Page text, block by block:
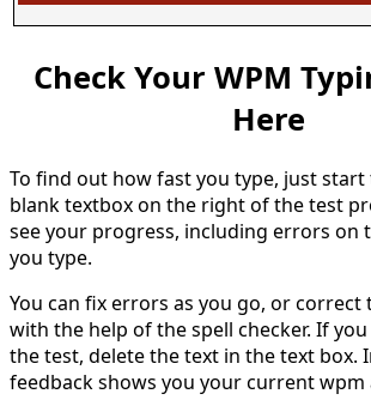
Check Your WPM
Here
To find out how fast you type, just
blank textbox on the right of the test
see your progress, including errors on
you type.
You can fix errors as you go, or correct
with the help of the spell checker. If
the test, delete the text in the text box.
feedback shows you your current wpm